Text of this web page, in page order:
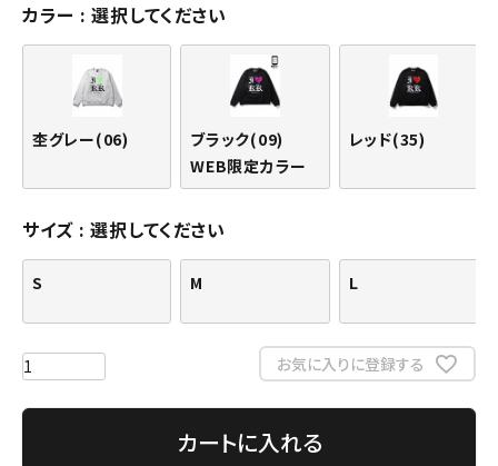
カラー 選択してください
杢グレー(06)
ブラック(09)
WEB限定カラー
レッド(35)
サイズ 選択してください
S M L
お気に入りに登録する
カートに入れる